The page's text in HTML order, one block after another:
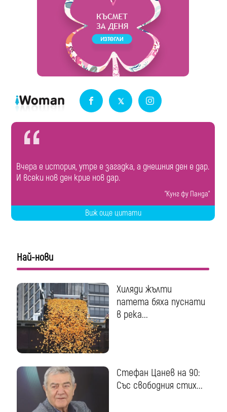
Вчера е история, утре е загадка, а днешния ден е дар.
И всеки нов ден крие нов дар.
"Кунг фу Панда"
Виж още цитати
Най-нови
Хиляди жълти
патета бяха пуснати
в река...
Стефан Цанев на 90:
Със свободния стих...